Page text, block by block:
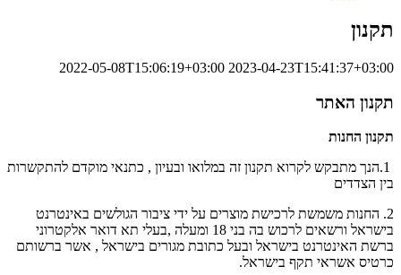
תקנון
2022-05-08T15:06:19+03:00 2023-04-23T15:41:37+03:00
תקנון האתר
תקנון החנות
1.הנך מתבקש לקרוא תקנון זה במלואו ובעיון , כתנאי מוקדם להתקשרות
בין הצדדים
2. החנות משמשת לרכישת מוצרים על ידי ציבור הגולשים באינטרנט
בישראל ורשאים לרכוש בה בני 18 ומעלה ,בעלי תא דואר אלקטרוני
ברשת האינטרנט בישראל ובעל כתובת מגורים בישראל , אשר ברשותם
כרטיס אשראי תקף בישראל.